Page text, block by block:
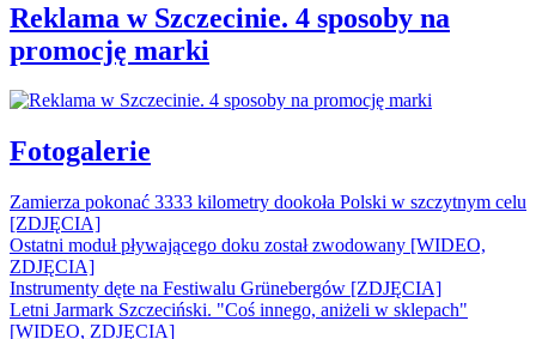
Reklama w Szczecinie. 4 sposoby na
promocję marki
Fotogalerie
Zamierza pokonać 3333 kilometry dookoła Polski w szczytnym celu
[ZDJĘCIA]
Ostatni moduł pływającego doku został zwodowany [WIDEO,
ZDJĘCIA]
Instrumenty dęte na Festiwalu Grünebergów [ZDJĘCIA]
Letni Jarmark Szczeciński. "Coś innego, aniżeli w sklepach"
[WIDEO, ZDJĘCIA]